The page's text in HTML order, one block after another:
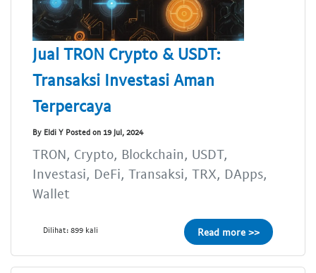
Jual TRON Crypto & USDT:
Transaksi Investasi Aman
Terpercaya
By Eldi Y Posted on 19 Jul, 2024
TRON, Crypto, Blockchain, USDT,
Investasi, DeFi, Transaksi, TRX, DApps,
Wallet
Dilihat: 899 kali Read more >>